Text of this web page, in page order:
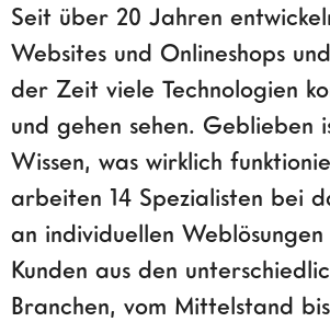
Seit über 20 Jahren
Websites und Onlineshops
der Zeit viele Technologien
und gehen sehen. Geblieben
Wissen, was wirklich
arbeiten 14 Spezialisten bei
an individuellen
Kunden aus den
Branchen, vom Mittelstand